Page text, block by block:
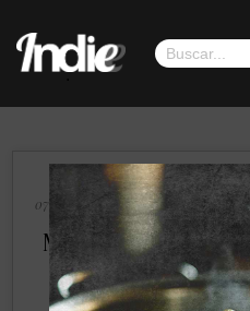
.
07 de Abril de 2025, Buenos Aires,
Matumati Brilla con
1991